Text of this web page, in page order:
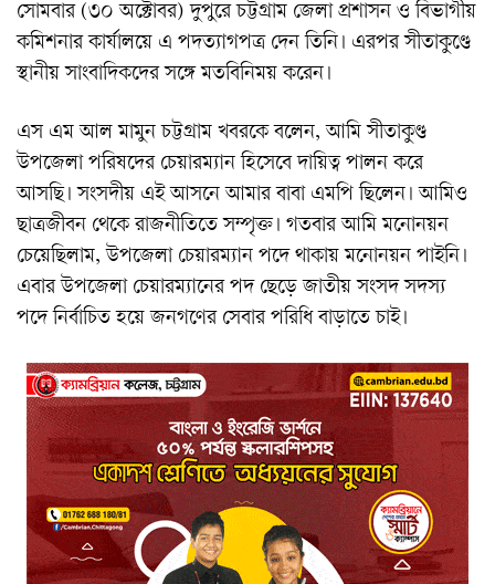
সোমবার (৩০ অক্টোবর) দুপুরে চট্টগ্রাম জেলা প্রশাসন ও বিভাগীয়
কমিশনার কার্যালয়ে এ পদত্যাগপত্র দেন তিনি। এরপর সীতাকুণ্ডে
স্থানীয় সাংবাদিকদের সঙ্গে মতবিনিময় করেন।
এস এম আল মামুন চট্টগ্রাম খবরকে বলেন, আমি সীতাকুণ্ড
উপজেলা পরিষদের চেয়ারম্যান হিসেবে দায়িত্ব পালন করে
আসছি। সংসদীয় এই আসনে আমার বাবা এমপি ছিলেন। আমিও
ছাত্রজীবন থেকে রাজনীতিতে সম্পৃক্ত। গতবার আমি মনোনয়ন
চেয়েছিলাম, উপজেলা চেয়ারম্যান পদে থাকায় মনোনয়ন পাইনি।
এবার উপজেলা চেয়ারম্যানের পদ ছেড়ে জাতীয় সংসদ সদস্য
পদে নির্বাচিত হয়ে জনগণের সেবার পরিধি বাড়াতে চাই।